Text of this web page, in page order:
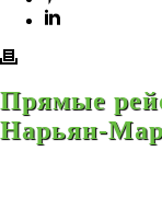
Прямые
Нарьян-